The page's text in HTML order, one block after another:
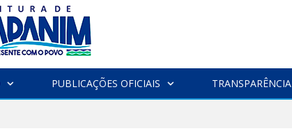
PUBLICAÇÕES OFICIAIS TRANSPARÊNCIA